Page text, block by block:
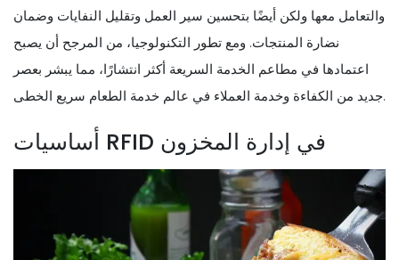
والتعامل معها ولكن أيضًا بتحسين سير العمل وتقليل النفايات وضمان
نضارة المنتجات. ومع تطور التكنولوجيا، من المرجح أن يصبح
اعتمادها في مطاعم الخدمة السريعة أكثر انتشارًا، مما يبشر بعصر
جديد من الكفاءة وخدمة العملاء في عالم خدمة الطعام سريع الخطى.
أساسيات RFID في إدارة المخزون